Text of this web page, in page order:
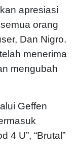
apresiasi
orang
Dan Nigro.
menerima
mengubah
Geffen
4 U”, “Brutal”